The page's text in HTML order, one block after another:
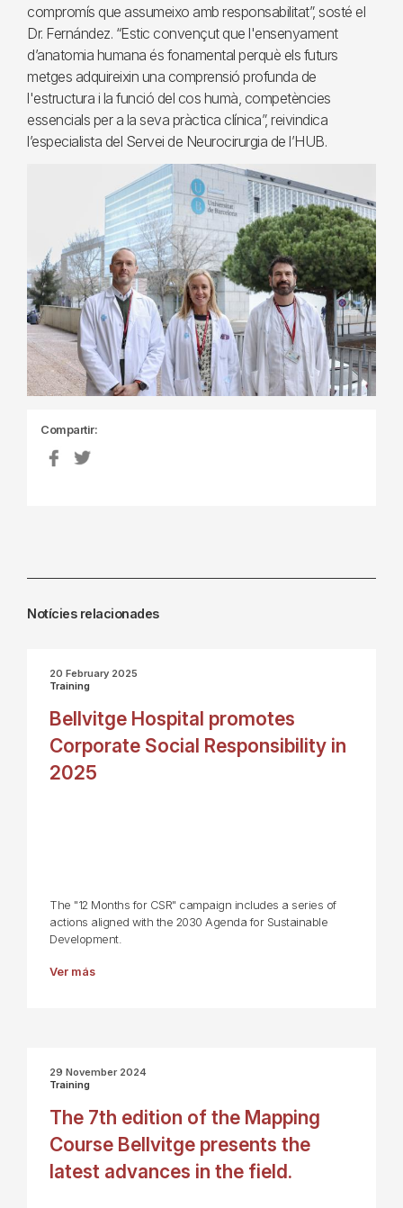
compromís que assumeixo amb responsabilitat”, sosté el
Dr. Fernández. “Estic convençut que l'ensenyament
d’anatomia humana és fonamental perquè els futurs
metges adquireixin una comprensió profunda de
l'estructura i la funció del cos humà, competències
essencials per a la seva pràctica clínica”, reivindica
l’especialista del Servei de Neurocirurgia de l’HUB.
Compartir:
Notícies relacionades
20 February 2025
Training
Bellvitge Hospital promotes
Corporate Social Responsibility in
2025
The "12 Months for CSR" campaign includes a series of
actions aligned with the 2030 Agenda for Sustainable
Development.
Ver más
29 November 2024
Training
The 7th edition of the Mapping
Course Bellvitge presents the
latest advances in the field.